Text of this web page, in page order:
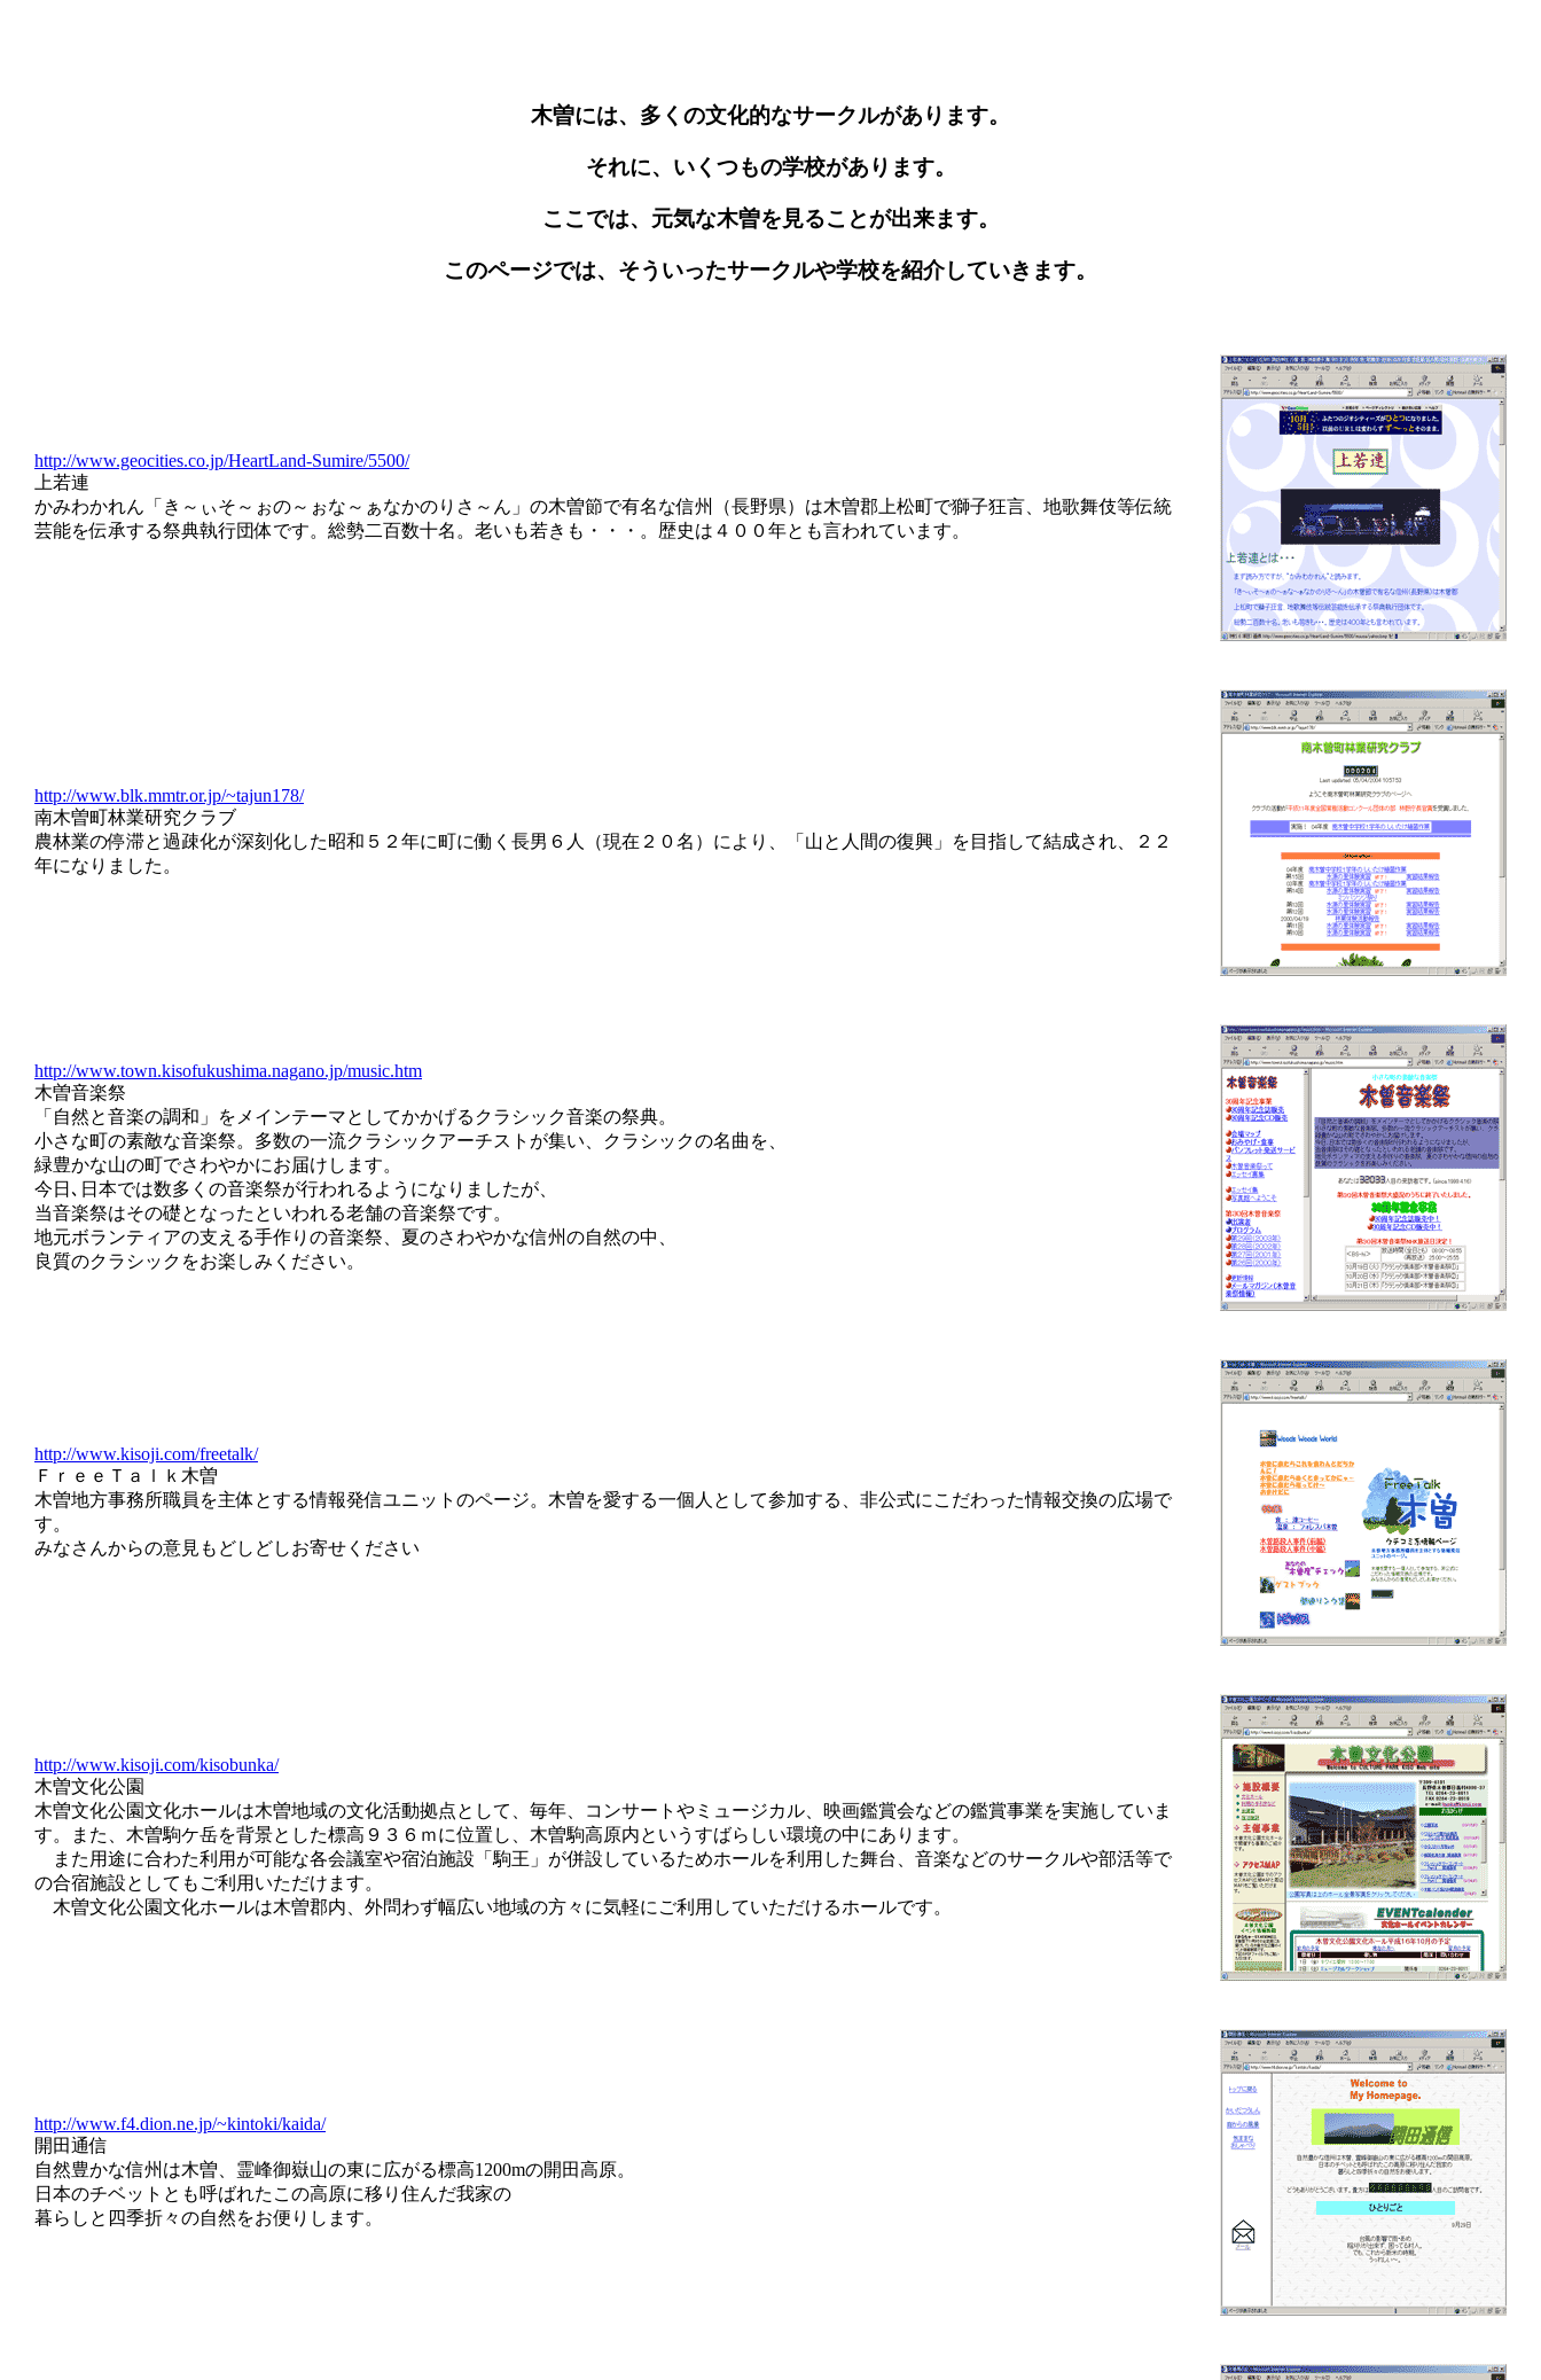
木曽には、多くの文化的なサークルがあります。
それに、いくつもの学校があります。
ここでは、元気な木曽を見ることが出来ます。
このページでは、そういったサークルや学校を紹介していきます。
http://www.geocities.co.jp/HeartLand-Sumire/5500/
上若連
かみわかれん「き～ぃそ～ぉの～ぉな～ぁなかのりさ～ん」の木曽節で有名な信州（長野県）は木曽郡上松町で獅子狂言、地歌舞伎等伝統
芸能を伝承する祭典執行団体です。総勢二百数十名。老いも若きも・・・。歴史は４００年とも言われています。
http://www.blk.mmtr.or.jp/~tajun178/
南木曽町林業研究クラブ
農林業の停滞と過疎化が深刻化した昭和５２年に町に働く長男６人（現在２０名）により、「山と人間の復興」を目指して結成され、２２
年になりました。
http://www.town.kisofukushima.nagano.jp/music.htm
木曽音楽祭
「自然と音楽の調和」をメインテーマとしてかかげるクラシック音楽の祭典。
小さな町の素敵な音楽祭。多数の一流クラシックアーチストが集い、クラシックの名曲を、
緑豊かな山の町でさわやかにお届けします。
今日､日本では数多くの音楽祭が行われるようになりましたが、
当音楽祭はその礎となったといわれる老舗の音楽祭です。
地元ボランティアの支える手作りの音楽祭、夏のさわやかな信州の自然の中、
良質のクラシックをお楽しみください。
http://www.kisoji.com/freetalk/
ＦｒｅｅＴａｌｋ木曽
木曽地方事務所職員を主体とする情報発信ユニットのページ。木曽を愛する一個人として参加する、非公式にこだわった情報交換の広場で
す。
みなさんからの意見もどしどしお寄せください
http://www.kisoji.com/kisobunka/
木曽文化公園
木曽文化公園文化ホールは木曽地域の文化活動拠点として、毎年、コンサートやミュージカル、映画鑑賞会などの鑑賞事業を実施していま
す。また、木曽駒ケ岳を背景とした標高９３６ｍに位置し、木曽駒高原内というすばらしい環境の中にあります。
また用途に合わた利用が可能な各会議室や宿泊施設「駒王」が併設しているためホールを利用した舞台、音楽などのサークルや部活等で
の合宿施設としてもご利用いただけます。
木曽文化公園文化ホールは木曽郡内、外問わず幅広い地域の方々に気軽にご利用していただけるホールです。
http://www.f4.dion.ne.jp/~kintoki/kaida/
開田通信
自然豊かな信州は木曽、霊峰御嶽山の東に広がる標高1200mの開田高原。
日本のチベットとも呼ばれたこの高原に移り住んだ我家の
暮らしと四季折々の自然をお便りします。